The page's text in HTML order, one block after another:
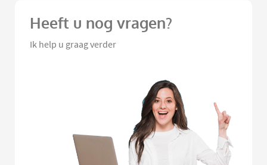
Heeft u nog vragen?
Ik help u graag verder